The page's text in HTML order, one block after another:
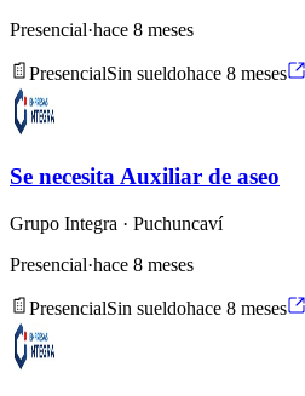
Presencial·hace 8 meses
PresencialSin sueldohace 8 meses
Se necesita Auxiliar de aseo
Grupo Integra · Puchuncaví
Presencial·hace 8 meses
PresencialSin sueldohace 8 meses